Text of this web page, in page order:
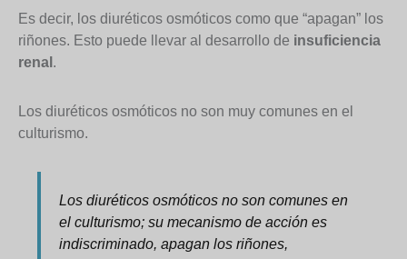
Es decir, los diuréticos osmóticos como que “apagan” los
riñones. Esto puede llevar al desarrollo de insuficiencia
renal .
Los diuréticos osmóticos no son muy comunes en el
culturismo.
Los diuréticos osmóticos no son comunes en
el culturismo; su mecanismo de acción es
indiscriminado, apagan los riñones,